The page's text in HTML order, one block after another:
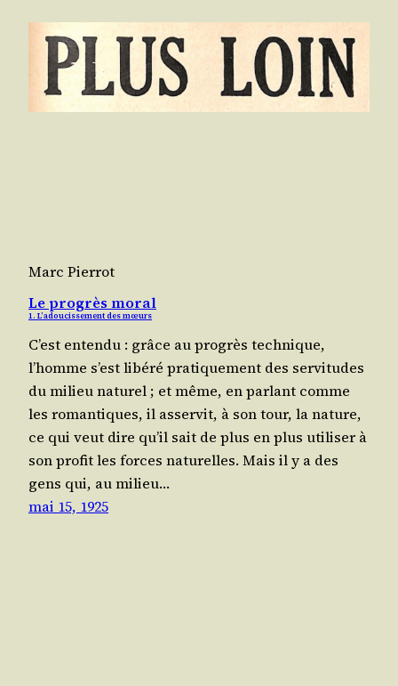
Marc Pierrot
Le progrès moral
1. L’adoucissement des mœurs
C’est enten­du : grâce au pro­grès tech­nique,
l’homme s’est libé­ré pra­ti­que­ment des ser­vi­tudes
du milieu natu­rel ; et même, en par­lant comme
les roman­tiques, il asser­vit, à son tour, la nature,
ce qui veut dire qu’il sait de plus en plus uti­li­ser à
son pro­fit les forces natu­relles. Mais il y a des
gens qui, au milieu…
mai 15, 1925